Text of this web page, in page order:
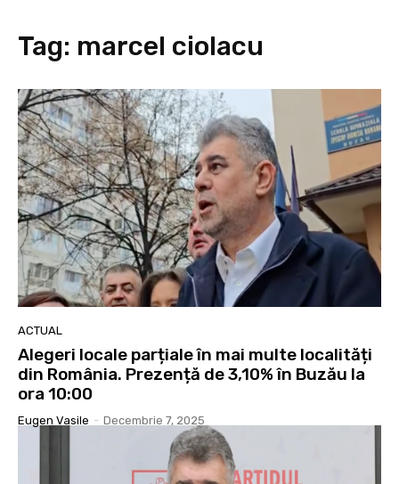
Tag: marcel ciolacu
ACTUAL
Alegeri locale parțiale în mai multe localități
din România. Prezență de 3,10% în Buzău la
ora 10:00
Eugen Vasile - Decembrie 7, 2025